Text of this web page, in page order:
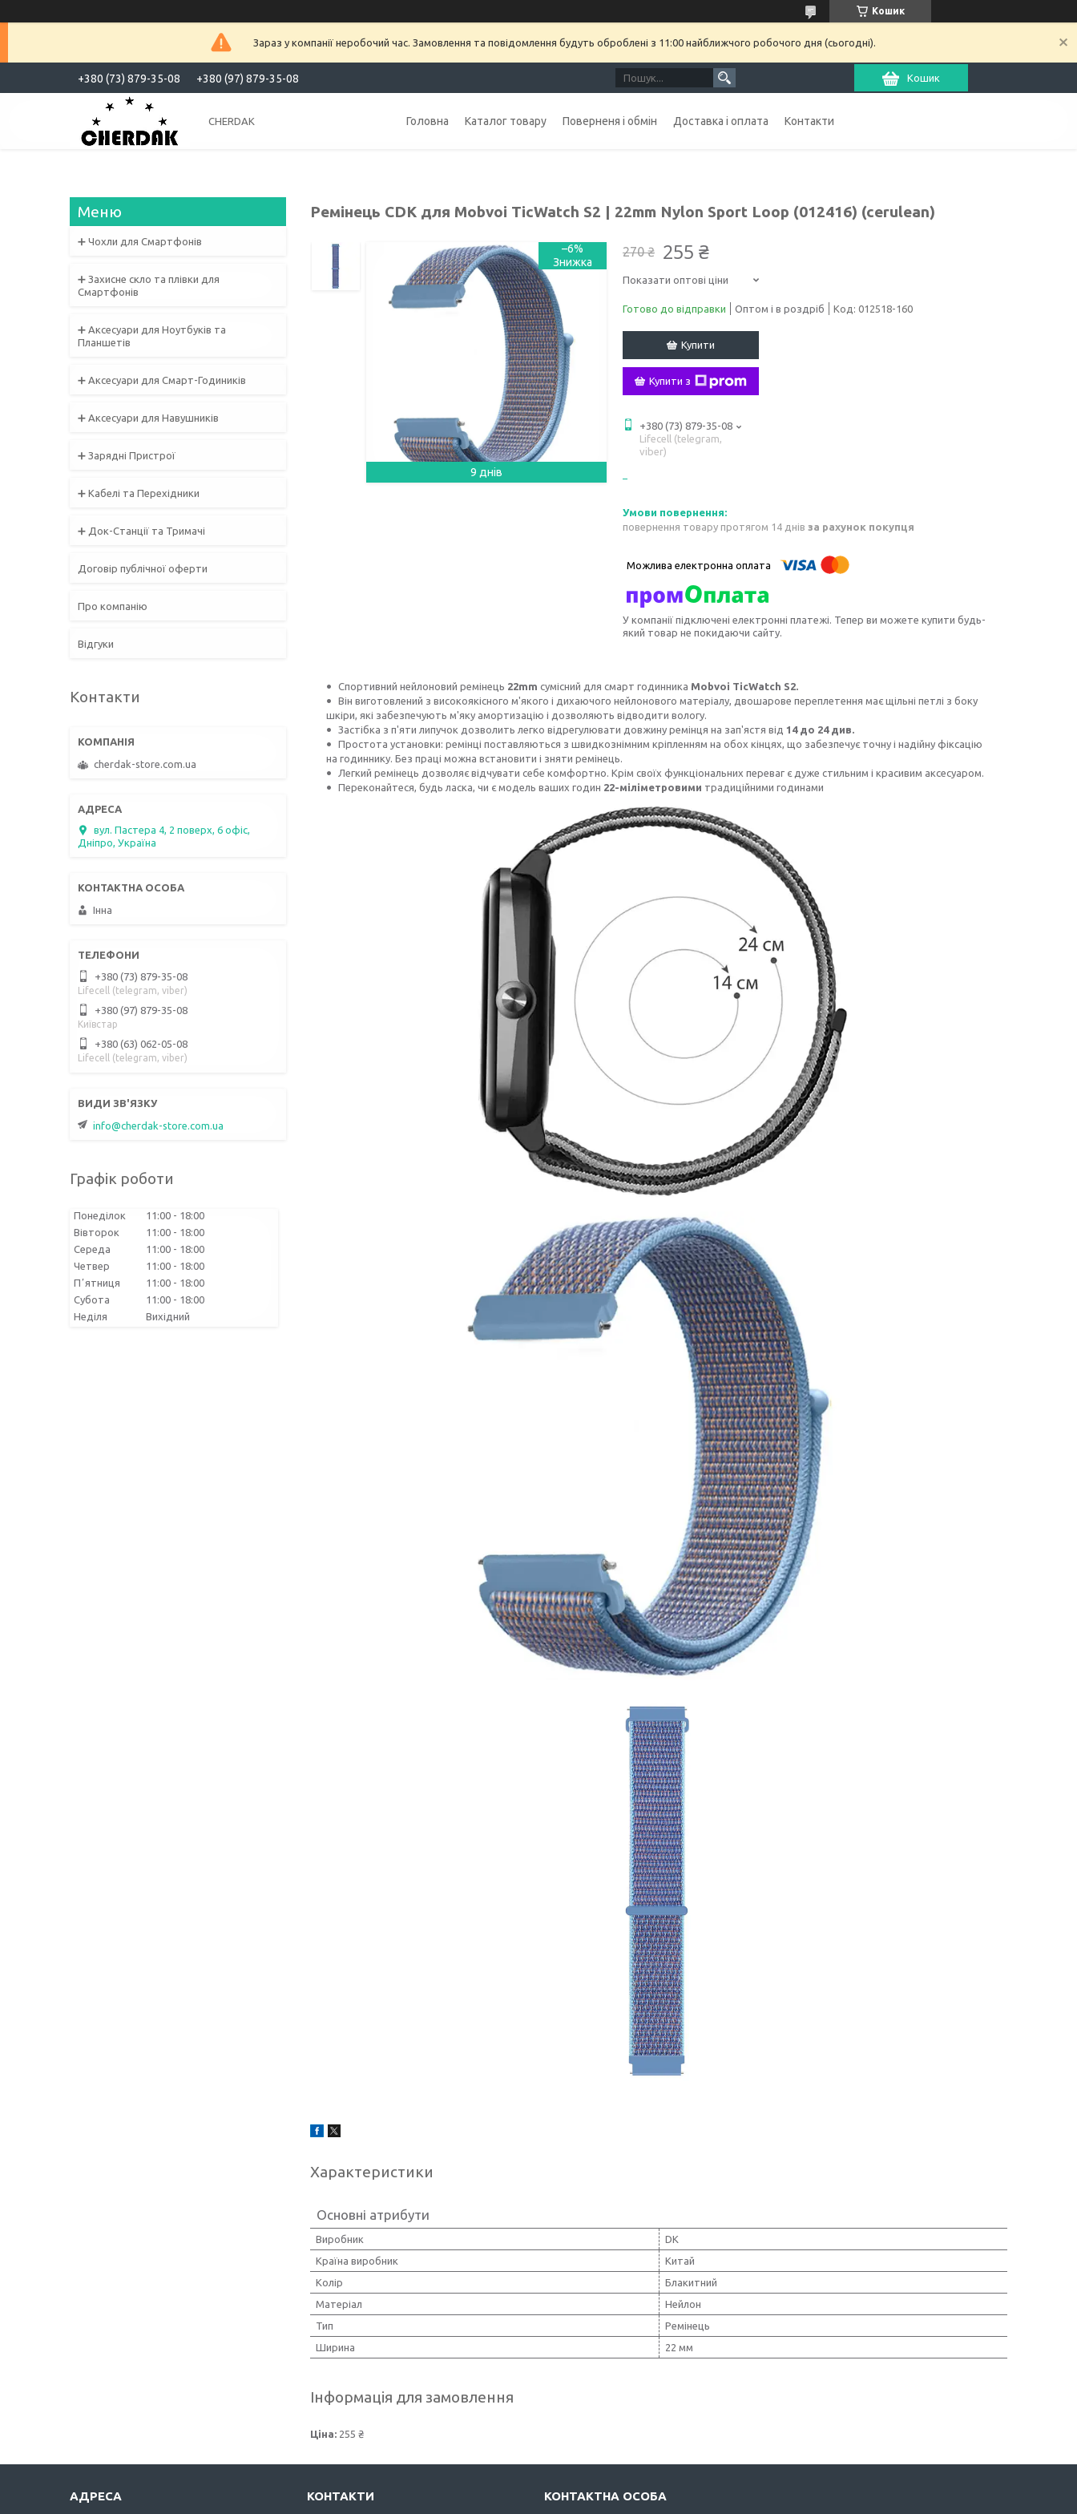
Кошик
Зараз у компанії неробочий час. Замовлення та повідомлення будуть оброблені з 11:00 найближчого робочого дня (сьогодні).
+380 (73) 879-35-08 +380 (97) 879-35-08 Кошик
CHERDAK Головна Каталог товару Поверненя і обмін Доставка і оплата Контакти
Ремінець CDK для Mobvoi TicWatch S2 | 22mm Nylon Sport Loop (012416) (cerulean)
–6%
9 днів
270 ₴ 255 ₴
Показати оптові ціни
Готово до відправки Оптом і в роздріб Код: 012518-160
Купити
Купити з
+380 (73) 879-35-08
Lifecell (telegram,
viber)
повернення товару протягом 14 днів за рахунок покупця
У компанії підключені електронні платежі. Тепер ви можете купити будь-
який товар не покидаючи сайту.
Спортивний нейлоновий ремінець 22mm сумісний для смарт годинника Mobvoi TicWatch S2.
Він виготовлений з високоякісного м'якого і дихаючого нейлонового матеріалу, двошарове переплетення має щільні петлі з боку
шкіри, які забезпечують м'яку амортизацію і дозволяють відводити вологу.
Застібка з п'яти липучок дозволить легко відрегулювати довжину ремінця на зап'ястя від 14 до 24 див.
Простота установки: ремінці поставляються з швидкознімним кріпленням на обох кінцях, що забезпечує точну і надійну фіксацію
на годиннику. Без праці можна встановити і зняти ремінець.
Легкий ремінець дозволяє відчувати себе комфортно. Крім своїх функціональних переваг є дуже стильним і красивим аксесуаром.
Переконайтеся, будь ласка, чи є модель ваших годин 22-міліметровими традиційними годинами
Характеристики
Основні атрибути
Виробник
DK
Країна виробник
Китай
Колір
Блакитний
Матеріал
Нейлон
Тип
Ремінець
Ширина
22 мм
Інформація для замовлення
Ціна: 255 ₴
➕ Чохли для Смартфонів
➕ Захисне скло та плівки для
Смартфонів
➕ Аксесуари для Ноутбуків та
Планшетів
➕ Аксесуари для Смарт-Годиників
➕ Аксесуари для Навушників
➕ Зарядні Пристрої
➕ Кабелі та Перехідники
➕ Док-Станції та Тримачі
Договір публічної оферти
Про компанію
Відгуки
Контакти
cherdak-store.com.ua
вул. Пастера 4, 2 поверх, 6 офіс,
Дніпро, Україна
Інна
+380 (73) 879-35-08
Lifecell (telegram, viber)
+380 (97) 879-35-08
Київстар
+380 (63) 062-05-08
Lifecell (telegram, viber)
info@cherdak-store.com.ua
Графік роботи
Понеділок 11:00
18:00
Вівторок
11:00
18:00
Середа
11:00
18:00
Четвер
11:00
18:00
Пʼятниця
11:00
18:00
Субота
11:00
18:00
Неділя
Вихідний